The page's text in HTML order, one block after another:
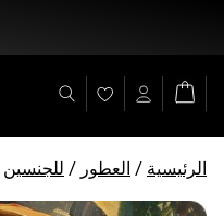
الرئيسية / العطور / للجنسين